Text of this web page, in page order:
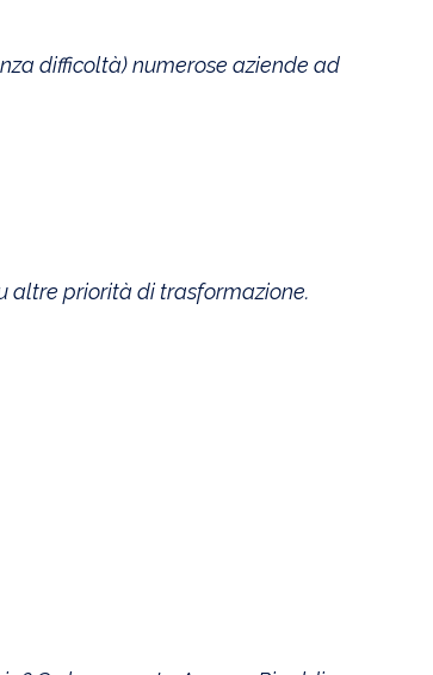
difficoltà) numerose aziende ad
altre priorità di trasformazione.